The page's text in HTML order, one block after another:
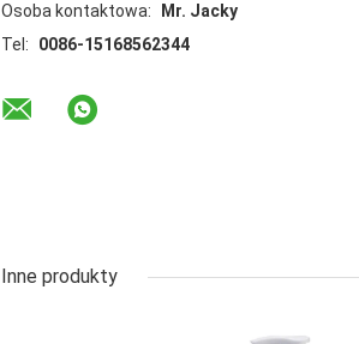
Osoba kontaktowa:
Mr. Jacky
Tel:
0086-15168562344
Inne produkty